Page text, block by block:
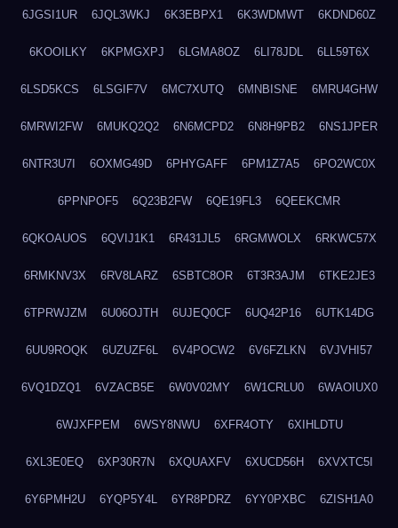
6JGSI1UR 6JQL3WKJ 6K3EBPX1 6K3WDMWT 6KDND60Z
6KOOILKY 6KPMGXPJ 6LGMA8OZ 6LI78JDL 6LL59T6X
6LSD5KCS 6LSGIF7V 6MC7XUTQ 6MNBISNE 6MRU4GHW
6MRWI2FW 6MUKQ2Q2 6N6MCPD2 6N8H9PB2 6NS1JPER
6NTR3U7I 6OXMG49D 6PHYGAFF 6PM1Z7A5 6PO2WC0X
6PPNPOF5 6Q23B2FW 6QE19FL3 6QEEKCMR
6QKOAUOS 6QVIJ1K1 6R431JL5 6RGMWOLX 6RKWC57X
6RMKNV3X 6RV8LARZ 6SBTC8OR 6T3R3AJM 6TKE2JE3
6TPRWJZM 6U06OJTH 6UJEQ0CF 6UQ42P16 6UTK14DG
6UU9ROQK 6UZUZF6L 6V4POCW2 6V6FZLKN 6VJVHI57
6VQ1DZQ1 6VZACB5E 6W0V02MY 6W1CRLU0 6WAOIUX0
6WJXFPEM 6WSY8NWU 6XFR4OTY 6XIHLDTU
6XL3E0EQ 6XP30R7N 6XQUAXFV 6XUCD56H 6XVXTC5I
6Y6PMH2U 6YQP5Y4L 6YR8PDRZ 6YY0PXBC 6ZISH1A0